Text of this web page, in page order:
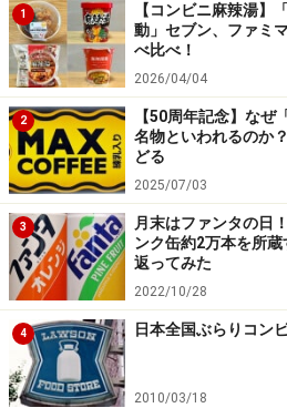
しっかりありますが、生地がソ
と食べられてしまいます。
「トロぺジェンヌ」に
な要素が詰まってる！
バタークリーム好き、カスタード
て！
ブリオッシュとカスタードクリ
み合わせは、万人に親しみやす
ロぺジェンヌ」という言葉の響
1
【コンビニ麻辣湯】
動」セブン、ファミ
べ比べ！
2026/04/04
2
【50周年記念】なぜ
名物といわれるのか
どる
2025/07/03
3
月末はファンタの日
ンク缶約2万本を所
返ってみた
2022/10/28
4 日本全国ぶらりコン
2010/03/18